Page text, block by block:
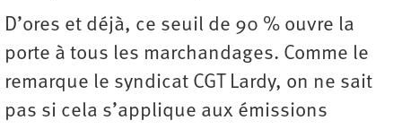
D’ores et déjà, ce seuil de 90 % ouvre la
porte à tous les marchandages. Comme le
remarque le syndicat CGT Lardy, on ne sait
pas si cela s’applique aux émissions